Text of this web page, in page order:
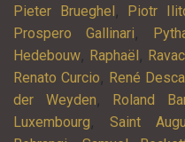
Pieter Brueghel , Piotr
Prospero Gallinari,
Hedebouw, Raphaël ,
Renato Curcio, René
der Weyden, Roland
Luxembourg, Saint